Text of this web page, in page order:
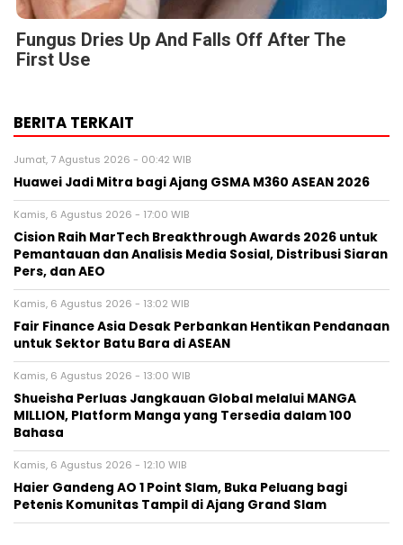
Fungus Dries Up And Falls Off After The
First Use
BERITA TERKAIT
Jumat, 7 Agustus 2026 - 00:42 WIB
Huawei Jadi Mitra bagi Ajang GSMA M360 ASEAN 2026
Kamis, 6 Agustus 2026 - 17:00 WIB
Cision Raih MarTech Breakthrough Awards 2026 untuk
Pemantauan dan Analisis Media Sosial, Distribusi Siaran
Pers, dan AEO
Kamis, 6 Agustus 2026 - 13:02 WIB
Fair Finance Asia Desak Perbankan Hentikan Pendanaan
untuk Sektor Batu Bara di ASEAN
Kamis, 6 Agustus 2026 - 13:00 WIB
Shueisha Perluas Jangkauan Global melalui MANGA
MILLION, Platform Manga yang Tersedia dalam 100
Bahasa
Kamis, 6 Agustus 2026 - 12:10 WIB
Haier Gandeng AO 1 Point Slam, Buka Peluang bagi
Petenis Komunitas Tampil di Ajang Grand Slam